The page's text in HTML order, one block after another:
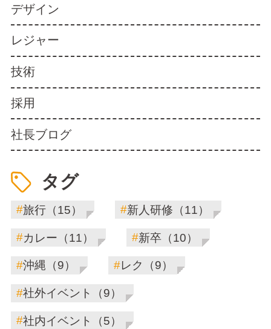
デザイン
レジャー
技術
採用
社長ブログ
タグ
#旅行（15） #新人研修（11）
#カレー（11） #新卒（10）
#沖縄（9） #レク（9）
#社外イベント（9）
#社内イベント（5）